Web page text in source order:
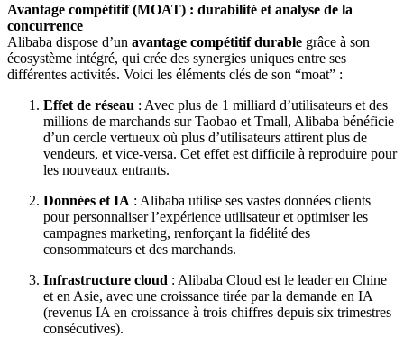
Avantage compétitif (MOAT) : durabilité et analyse de la
concurrence
Alibaba dispose d’un avantage compétitif durable grâce à son
écosystème intégré, qui crée des synergies uniques entre ses
différentes activités. Voici les éléments clés de son “moat” :
Effet de réseau : Avec plus de 1 milliard d’utilisateurs et des
millions de marchands sur Taobao et Tmall, Alibaba bénéficie
d’un cercle vertueux où plus d’utilisateurs attirent plus de
vendeurs, et vice-versa. Cet effet est difficile à reproduire pour
les nouveaux entrants.
Données et IA : Alibaba utilise ses vastes données clients
pour personnaliser l’expérience utilisateur et optimiser les
campagnes marketing, renforçant la fidélité des
consommateurs et des marchands.
Infrastructure cloud : Alibaba Cloud est le leader en Chine
et en Asie, avec une croissance tirée par la demande en IA
(revenus IA en croissance à trois chiffres depuis six trimestres
consécutives).